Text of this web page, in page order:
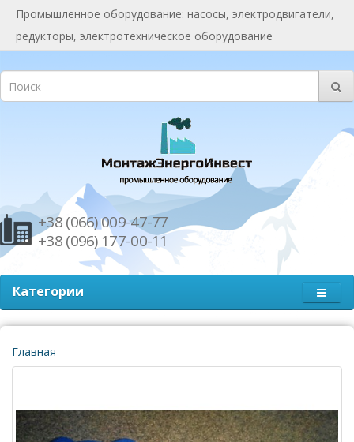
Промышленное оборудование: насосы, электродвигатели,
редукторы, электротехническое оборудование
+38 (066) 009-47-77
+38 (096) 177-00-11
Категории
Главная